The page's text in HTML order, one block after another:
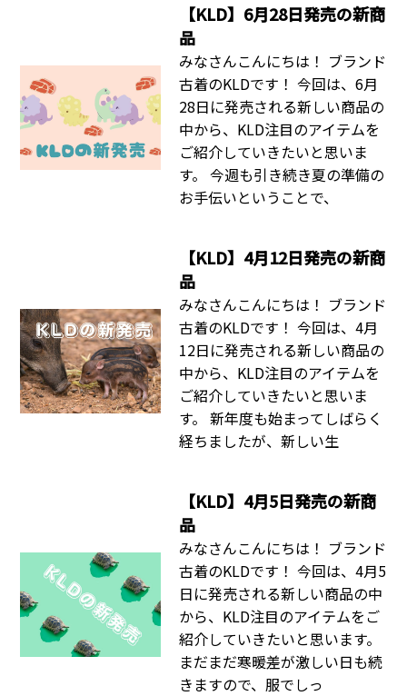
【KLD】6月28日発売の新商
品
みなさんこんにちは！ ブランド
古着のKLDです！ 今回は、6月
28日に発売される新しい商品の
中から、KLD注目のアイテムを
ご紹介していきたいと思いま
す。 今週も引き続き夏の準備の
お手伝いということで、
【KLD】4月12日発売の新商
品
みなさんこんにちは！ ブランド
古着のKLDです！ 今回は、4月
12日に発売される新しい商品の
中から、KLD注目のアイテムを
ご紹介していきたいと思いま
す。 新年度も始まってしばらく
経ちましたが、新しい生
【KLD】4月5日発売の新商
品
みなさんこんにちは！ ブランド
古着のKLDです！ 今回は、4月5
日に発売される新しい商品の中
から、KLD注目のアイテムをご
紹介していきたいと思います。
まだまだ寒暖差が激しい日も続
きますので、服でしっ